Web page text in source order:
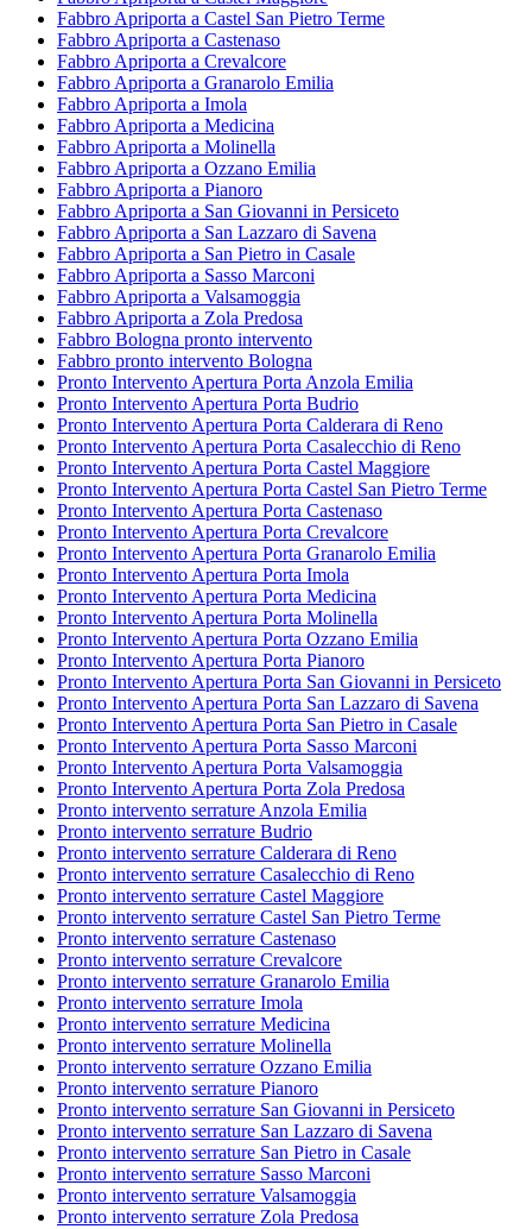
Fabbro Apriporta a Castel San Pietro Terme
Fabbro Apriporta a Castenaso
Fabbro Apriporta a Crevalcore
Fabbro Apriporta a Granarolo Emilia
Fabbro Apriporta a Imola
Fabbro Apriporta a Medicina
Fabbro Apriporta a Molinella
Fabbro Apriporta a Ozzano Emilia
Fabbro Apriporta a Pianoro
Fabbro Apriporta a San Giovanni in Persiceto
Fabbro Apriporta a San Lazzaro di Savena
Fabbro Apriporta a San Pietro in Casale
Fabbro Apriporta a Sasso Marconi
Fabbro Apriporta a Valsamoggia
Fabbro Apriporta a Zola Predosa
Fabbro Bologna pronto intervento
Fabbro pronto intervento Bologna
Pronto Intervento Apertura Porta Anzola Emilia
Pronto Intervento Apertura Porta Budrio
Pronto Intervento Apertura Porta Calderara di Reno
Pronto Intervento Apertura Porta Casalecchio di Reno
Pronto Intervento Apertura Porta Castel Maggiore
Pronto Intervento Apertura Porta Castel San Pietro Terme
Pronto Intervento Apertura Porta Castenaso
Pronto Intervento Apertura Porta Crevalcore
Pronto Intervento Apertura Porta Granarolo Emilia
Pronto Intervento Apertura Porta Imola
Pronto Intervento Apertura Porta Medicina
Pronto Intervento Apertura Porta Molinella
Pronto Intervento Apertura Porta Ozzano Emilia
Pronto Intervento Apertura Porta Pianoro
Pronto Intervento Apertura Porta San Giovanni in Persiceto
Pronto Intervento Apertura Porta San Lazzaro di Savena
Pronto Intervento Apertura Porta San Pietro in Casale
Pronto Intervento Apertura Porta Sasso Marconi
Pronto Intervento Apertura Porta Valsamoggia
Pronto Intervento Apertura Porta Zola Predosa
Pronto intervento serrature Anzola Emilia
Pronto intervento serrature Budrio
Pronto intervento serrature Calderara di Reno
Pronto intervento serrature Casalecchio di Reno
Pronto intervento serrature Castel Maggiore
Pronto intervento serrature Castel San Pietro Terme
Pronto intervento serrature Castenaso
Pronto intervento serrature Crevalcore
Pronto intervento serrature Granarolo Emilia
Pronto intervento serrature Imola
Pronto intervento serrature Medicina
Pronto intervento serrature Molinella
Pronto intervento serrature Ozzano Emilia
Pronto intervento serrature Pianoro
Pronto intervento serrature San Giovanni in Persiceto
Pronto intervento serrature San Lazzaro di Savena
Pronto intervento serrature San Pietro in Casale
Pronto intervento serrature Sasso Marconi
Pronto intervento serrature Valsamoggia
Pronto intervento serrature Zola Predosa